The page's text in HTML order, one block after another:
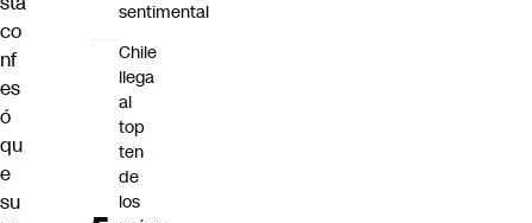
co
nf
es
ó
qu
e
su
sentimental
Chile
llega
al
top
ten
de
los